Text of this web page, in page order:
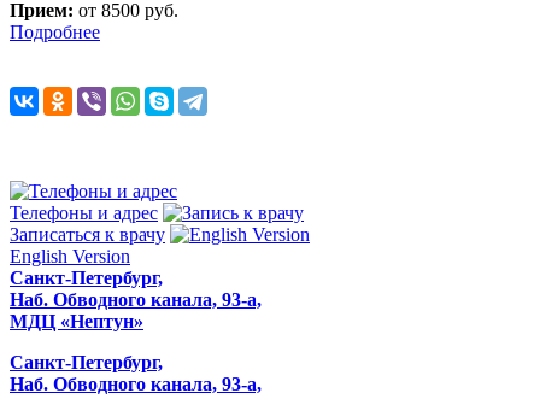
Прием: от 8500 руб.
Подробнее
Телефоны и адрес
Записаться к врачу
English Version
Санкт-Петербург,
Наб. Обводного канала, 93-а,
МДЦ «Нептун»
Санкт-Петербург,
Наб. Обводного канала, 93-а,